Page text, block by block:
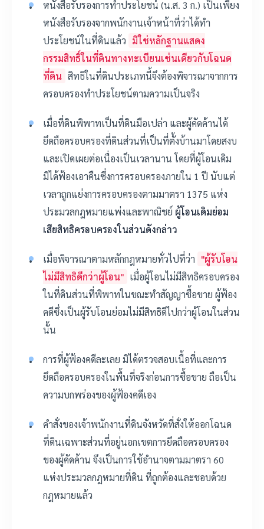
หนังสือรับรองการทำประโยชน์ (น.ส. 3 ก.) เป็นเพียง
หนังสือรับรองจากพนักงานเจ้าหน้าที่ว่าได้ทำ
ประโยชน์ในที่ดินแล้ว มิใช่หลักฐานแสดง
กรรมสิทธิ์ในที่ดินทางทะเบียนเช่นเดียวกับโฉนด
ที่ดิน สิทธิในที่ดินประเภทนี้จึงต้องพิจารณาจากการ
ครอบครองทำประโยชน์ตามความเป็นจริง
เมื่อที่ดินพิพาทเป็นที่ดินมือเปล่า และผู้คัดค้านได้
ยึดถือครอบครองที่ดินส่วนที่เป็นที่ตั้งบ้านมาโดยสงบ
และเปิดเผยต่อเนื่องเป็นเวลานาน โดยที่ผู้โอนเดิม
มิได้ฟ้องเอาคืนซึ่งการครอบครองภายใน 1 ปี นับแต่
เวลาถูกแย่งการครอบครองตามมาตรา 1375 แห่ง
ประมวลกฎหมายแพ่งและพาณิชย์ ผู้โอนเดิมย่อม
เสียสิทธิครอบครองในส่วนดังกล่าว
เมื่อพิจารณาตามหลักกฎหมายทั่วไปที่ว่า "ผู้รับโอน
ไม่มีสิทธิดีกว่าผู้โอน" เมื่อผู้โอนไม่มีสิทธิครอบครอง
ในที่ดินส่วนที่พิพาทในขณะทำสัญญาซื้อขาย ผู้ฟ้อง
คดีซึ่งเป็นผู้รับโอนย่อมไม่มีสิทธิดีไปกว่าผู้โอนในส่วน
นั้น
การที่ผู้ฟ้องคดีละเลย มิได้ตรวจสอบเนื้อที่และการ
ยึดถือครอบครองในพื้นที่จริงก่อนการซื้อขาย ถือเป็น
ความบกพร่องของผู้ฟ้องคดีเอง
คำสั่งของเจ้าพนักงานที่ดินจังหวัดที่สั่งให้ออกโฉนด
ที่ดินเฉพาะส่วนที่อยู่นอกเขตการยึดถือครอบครอง
ของผู้คัดค้าน จึงเป็นการใช้อำนาจตามมาตรา 60
แห่งประมวลกฎหมายที่ดิน ที่ถูกต้องและชอบด้วย
กฎหมายแล้ว